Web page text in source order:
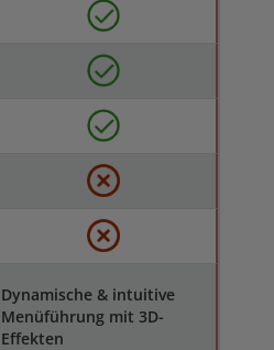
Dynamische & intuitive
Menüführung mit 3D-
Effekten